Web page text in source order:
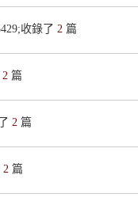
收錄了 2 篇
2 篇
2 篇
2 篇